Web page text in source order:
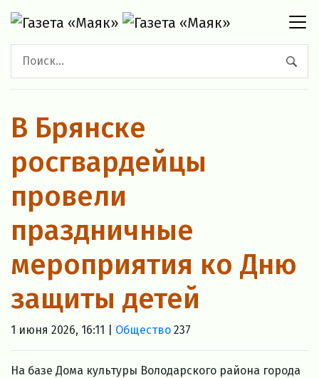
В Брянске
росгвардейцы
провели
праздничные
мероприятия ко Дню
защиты детей
1 июня 2026, 16:11 | Общество 237
На базе Дома культуры Володарского района города